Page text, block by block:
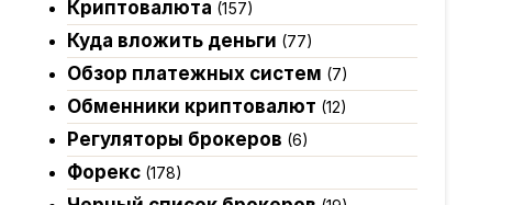
Криптовалюта (157)
Куда вложить деньги (77)
Обзор платежных систем (7)
Обменники криптовалют (12)
Регуляторы брокеров (6)
Форекс(178)